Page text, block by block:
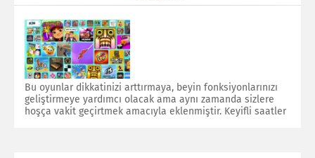
Bu oyunlar dikkatinizi arttırmaya, beyin fonksiyonlarınızı
geliştirmeye yardımcı olacak ama aynı zamanda sizlere
hoşça vakit geçirtmek amacıyla eklenmiştir. Keyifli saatler